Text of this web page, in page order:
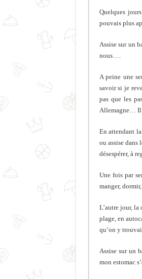
Quelques
pouvais plus
Assise sur un
nous….
A peine une
savoir si je
pas que les
Allemagne… Il
En attendant
ou assise dans
désespérer, à
Une fois par
manger,
L’autre jour, la
plage, en
qu’on y
Assise sur un
mon estomac